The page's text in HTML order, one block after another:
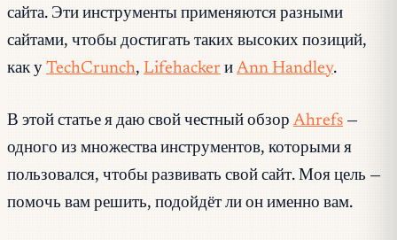
сайта. Эти инструменты применяются разными
сайтами, чтобы достигать таких высоких позиций,
как у TechCrunch, Lifehacker и Ann Handley.
В этой статье я даю свой честный обзор Ahrefs —
одного из множества инструментов, которыми я
пользовался, чтобы развивать свой сайт. Моя цель —
помочь вам решить, подойдёт ли он именно вам.